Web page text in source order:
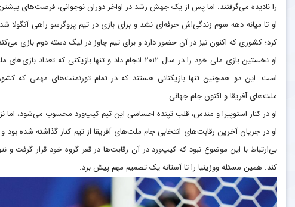
را نادیده می‌گرفتند. اما پس از یک جهش رشد در اواخر دوران نوجوانی، فرصت‌های
او تا میانه دهه سوم زندگی‌اش حرفه‌ای نشد و برای بازی در تیم پروگرسو راهی آنگولا
کرد؛ کشوری که اکنون نیز در آن حضور دارد و برای تیم چاوز در لیگ دسته دوم بازی
او نخستین بازی ملی خود را در سال ۲۰۱۲ انجام داد و تنها
است. این دو همچنین تنها بازیکنانی هستند که در تمام تورنمنت‌های مهمی که
ملت‌های آفریقا و اکنون جام جهانی.
او در کنار استوپیرا و مندس، قلب تپنده احساسی این تیم کیپ‌ورد محسوب می‌شود، اما
او در جریان آخرین رقابت‌های انتخابی جام ملت‌های آفریقا از تیم کنار گذاشته شده بود و
کند. همین مسئله ووزینیا را تا آستانه یک تصمیم مهم پیش برد.